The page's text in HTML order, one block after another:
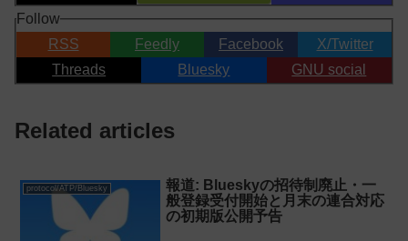
Follow
RSS
Feedly Facebook
X/Twitter
Threads
Bluesky GNU social
Related articles
protocol/ATP/Bluesky
報道: Blueskyの招待制廃止・一
般登録受付開始と月末の連合対応
の初期版公開予告